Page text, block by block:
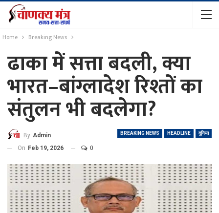
Home Breaking News
ढाका में सत्ता बदली, क्या
भारत–बांग्लादेश रिश्तों का
संतुलन भी बदलेगा?
BREAKING NEWS HEADLINE दुनिया
By Admin
On Feb 19, 2026 0